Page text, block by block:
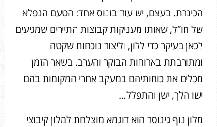
הכינרת. בעצם, יש עוד בונוס אחד: הטעם הנפלא
של חו”ל, שאותו מעניקות קבוצות התיירים שמגיעים
לכאן בעיקר כדי ללון, וליצור נוכחות שקטה
ומתורבתת בארוחות הבוקר והערב. בשאר הזמן
מכלים את כוחותיהם במעקב אחרי המקומות בהם
ישו הלך, ישן והתפלל…
מלון נוף גינוסר הוא דוגמא מוצלחת למלון קיבוצי